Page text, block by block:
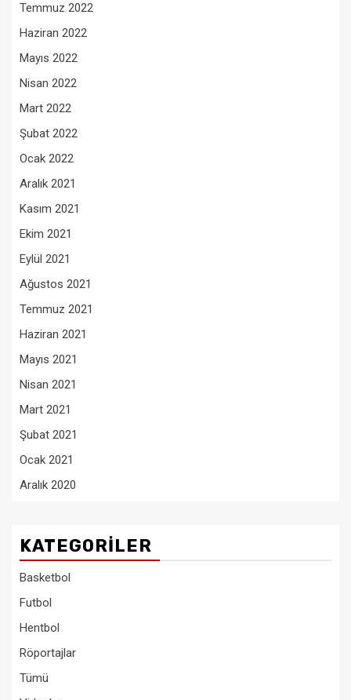
Temmuz 2022
Haziran 2022
Mayıs 2022
Nisan 2022
Mart 2022
Şubat 2022
Ocak 2022
Aralık 2021
Kasım 2021
Ekim 2021
Eylül 2021
Ağustos 2021
Temmuz 2021
Haziran 2021
Mayıs 2021
Nisan 2021
Mart 2021
Şubat 2021
Ocak 2021
Aralık 2020
KATEGORILER
Basketbol
Futbol
Hentbol
Röportajlar
Tümü